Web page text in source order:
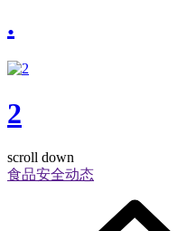
.
2
scroll down
食品安全动态